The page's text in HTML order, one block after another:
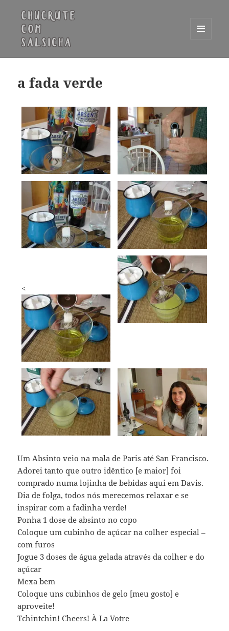
WIDGETS
a fada verde
<
Um Absinto veio na mala de Paris até San Francisco.
Adorei tanto que outro idêntico [e maior] foi
comprado numa lojinha de bebidas aqui em Davis.
Dia de folga, todos nós merecemos relaxar e se
inspirar com a fadinha verde!
Ponha 1 dose de absinto no copo
Coloque um cubinho de açúcar na colher especial –
com furos
Jogue 3 doses de água gelada através da colher e do
açúcar
Mexa bem
Coloque uns cubinhos de gelo [meu gosto] e
aproveite!
Tchintchin! Cheers! À La Votre